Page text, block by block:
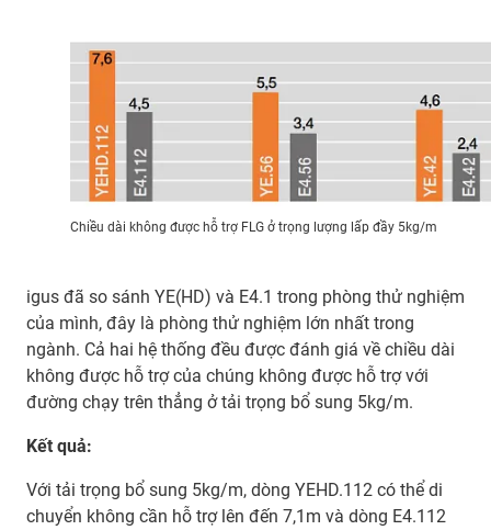
Chiều dài không được hỗ trợ FLG ở trọng lượng lấp đầy 5kg/m
igus đã so sánh YE(HD) và E4.1 trong phòng thử nghiệm
của mình, đây là phòng thử nghiệm lớn nhất trong
ngành. Cả hai hệ thống đều được đánh giá về chiều dài
không được hỗ trợ của chúng không được hỗ trợ với
đường chạy trên thẳng ở tải trọng bổ sung 5kg/m.
Kết quả:
Với tải trọng bổ sung 5kg/m, dòng YEHD.112 có thể di
chuyển không cần hỗ trợ lên đến 7,1m và dòng E4.112